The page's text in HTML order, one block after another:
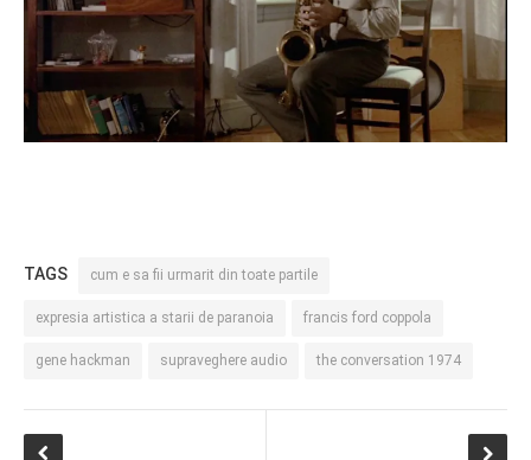
TAGS cum e sa fii urmarit din toate partile
expresia artistica a starii de paranoia francis ford coppola
gene hackman supraveghere audio the conversation 1974